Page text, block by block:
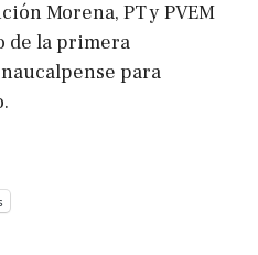
Morena, PT y PVEM
de la primera
para